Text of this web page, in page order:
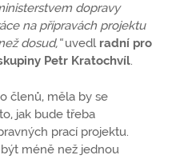
dopravy
na přípravách projektu
dosud,“uvedl radní pro
Petr Kratochvíl.
členů, měla by se
jak bude třeba
prací projektu.
méně než jednou